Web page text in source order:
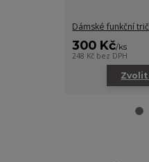
Dámské funkční
300 Kč/ks
248 Kč bez DPH